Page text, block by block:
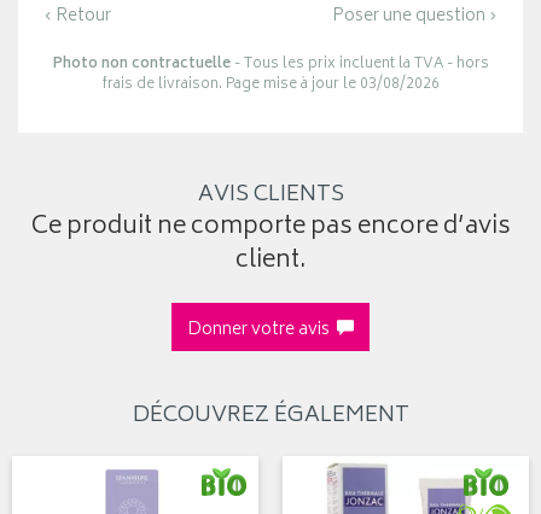
‹ Retour Poser une question ›
Photo non contractuelle- Tous les prix incluent la TVA - hors
frais de livraison. Page mise à jour le 03/08/2026
AVIS CLIENTS
Ce produit ne comporte pas encore d’avis
client.
Donner votre avis
DÉCOUVREZ ÉGALEMENT